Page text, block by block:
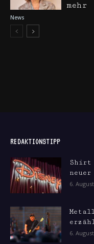
News
mehr
REDAKTIONSTIPP
Shirt
6.
6.